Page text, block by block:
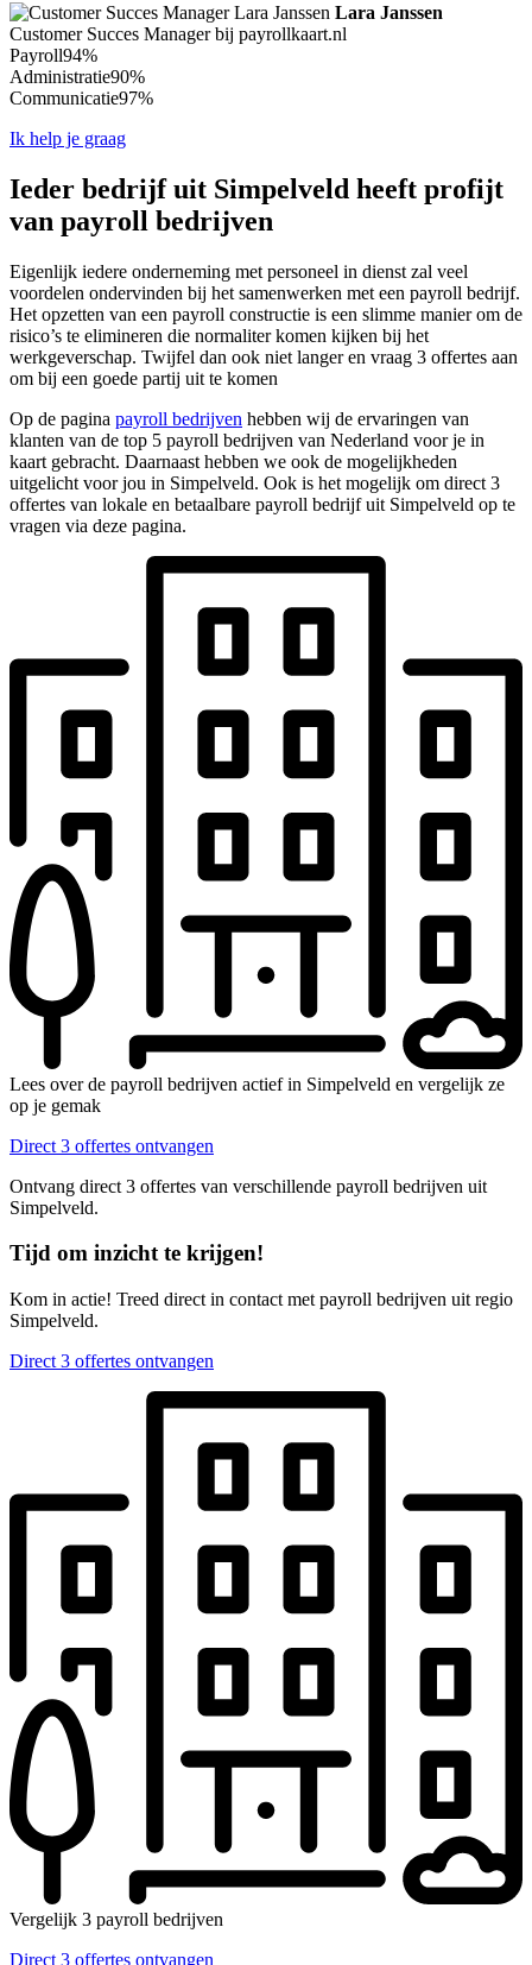
Lara Janssen
Customer Succes Manager bij payrollkaart.nl
Payroll94%
Administratie90%
Communicatie97%
Ik help je graag
Ieder bedrijf uit Simpelveld heeft profijt
van payroll bedrijven
Eigenlijk iedere onderneming met personeel in dienst zal veel
voordelen ondervinden bij het samenwerken met een payroll bedrijf.
Het opzetten van een payroll constructie is een slimme manier om de
risico’s te elimineren die normaliter komen kijken bij het
werkgeverschap. Twijfel dan ook niet langer en vraag 3 offertes aan
om bij een goede partij uit te komen
Op de pagina payroll bedrijven hebben wij de ervaringen van
klanten van de top 5 payroll bedrijven van Nederland voor je in
kaart gebracht. Daarnaast hebben we ook de mogelijkheden
uitgelicht voor jou in Simpelveld. Ook is het mogelijk om direct 3
offertes van lokale en betaalbare payroll bedrijf uit Simpelveld op te
vragen via deze pagina.
Lees over de payroll bedrijven actief in Simpelveld en vergelijk ze
op je gemak
Direct 3 offertes ontvangen
Ontvang direct 3 offertes van verschillende payroll bedrijven uit
Simpelveld.
Tijd om inzicht te krijgen!
Kom in actie! Treed direct in contact met payroll bedrijven uit regio
Simpelveld.
Direct 3 offertes ontvangen
Vergelijk 3 payroll bedrijven
Direct 3 offertes ontvangen